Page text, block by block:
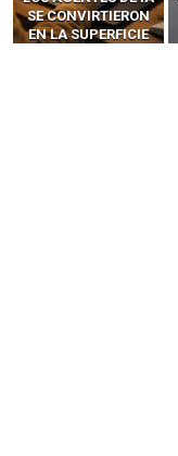
SE CONVIRTIERON
EN LA SUPERFICIE